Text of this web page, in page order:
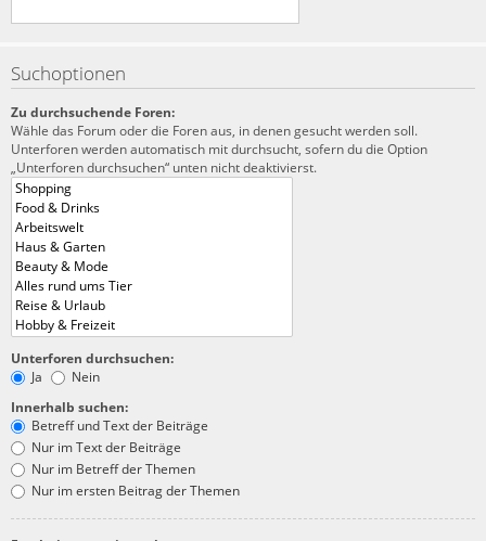
Suchoptionen
Zu durchsuchende Foren:
Wähle das Forum oder die Foren aus, in denen gesucht werden soll.
Unterforen werden automatisch mit durchsucht, sofern du die Option
„Unterforen durchsuchen“ unten nicht deaktivierst.
Unterforen durchsuchen:
Ja
Nein
Innerhalb suchen:
Betreff und Text der Beiträge
Nur im Text der Beiträge
Nur im Betreff der Themen
Nur im ersten Beitrag der Themen